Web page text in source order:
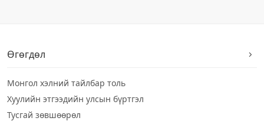
Өгөгдөл
Монгол хэлний тайлбар толь
Хуулийн этгээдийн улсын бүртгэл
Тусгай зөвшөөрөл